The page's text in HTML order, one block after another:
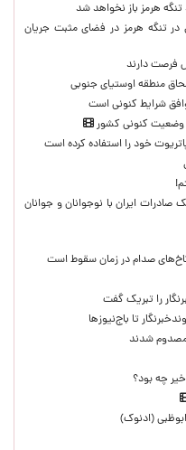
تنگه هرمز باز نخواهد شد
در تنگه هرمز در فضای مثبت جریان
منطقه اوستیای جنوبی
شرایط کنونی است
وضعیت کنونی کشور
صادرات ایران با نوجوانان و جوانان
صدام در زمان سقوط است
را تبریک گفت
تا باج‌نیوزها
چه بود؟
(ادنوک)